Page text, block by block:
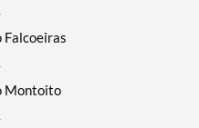
Falcoeiras
Montoito